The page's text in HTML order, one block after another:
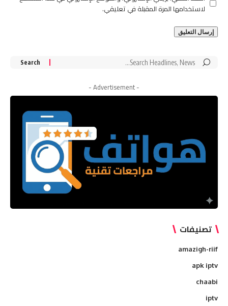
لاستخدامها المرة المقبلة في تعليقي.
Search
- Advertisement -
تصنيفات
amazigh-riif
apk iptv
chaabi
iptv